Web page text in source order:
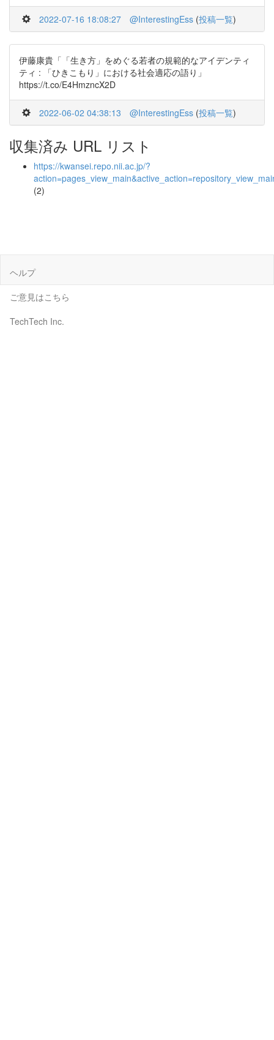
2022-07-16 18:08:27 @InterestingEss (投稿一覧)
伊藤康貴「「生き方」をめぐる若者の規範的なアイデンティ
ティ : 「ひきこもり」における社会適応の語り」
https://t.co/E4HmzncX2D
2022-06-02 04:38:13 @InterestingEss (投稿一覧)
収集済み URL リスト
https://kwansei.repo.nii.ac.jp/?
(2)
ヘルプ
ご意見はこちら
TechTech Inc.